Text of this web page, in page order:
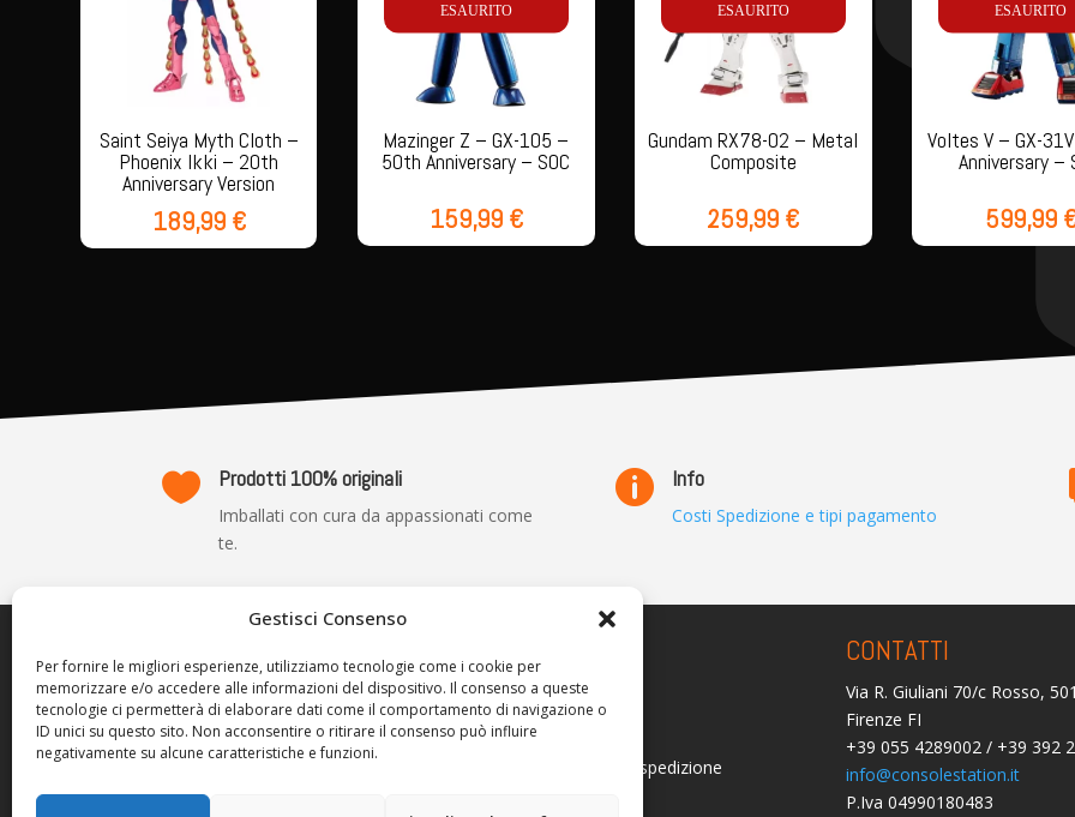
Gestisci Consenso
Per fornire le migliori esperienze, utilizziamo tecnologie come i cookie per
memorizzare e/o accedere alle informazioni del dispositivo. Il consenso a queste
tecnologie ci permetterà di elaborare dati come il comportamento di navigazione o
ID unici su questo sito. Non acconsentire o ritirare il consenso può influire
negativamente su alcune caratteristiche e funzioni.
Saint Seiya Myth Cloth –
Phoenix Ikki – 20th
Anniversary Version
189,99 €
ESAURITO
Mazinger Z – GX-105 –
50th Anniversary – SOC
159,99 €
ESAURITO
Gundam RX78-02 – Metal
Composite
259,99 €
ESAURITO
Voltes V – GX-
Anniversary –
599,99
 Prodotti 100% originali
Imballati con cura da appassionati come
te.
 Info
Costi Spedizione e tipi pagamento
TRASPARENZA
Privacy Policy
Cookie Policy (UE)
Termini di consegna e spedizione
CONTATTI
Via R. Giuliani 70/c Rosso,
Firenze FI
+39 055 4289002 / +39 392
info@consolestation.it
P.Iva 04990180483